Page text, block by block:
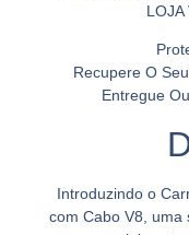
LOJA
Recupere O
Entregue
Introduzindo o
com Cabo V8, uma